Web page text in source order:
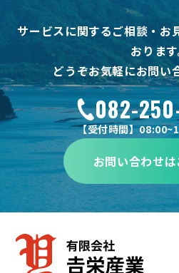
サービスに関するご相談・お
おります
どうぞお気軽にお問い
082-
【受付時間】
お問い合わせ